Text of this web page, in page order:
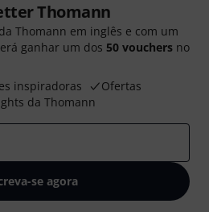
Thomann
Thomann em inglês e com um
ganhar um dos 50 vouchers no
inspiradoras
Ofertas
da Thomann
se agora